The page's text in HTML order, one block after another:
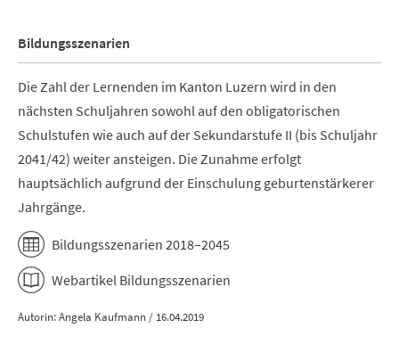
Bildungsszenarien
Die Zahl der Lernenden im Kanton Luzern wird in den
nächsten Schuljahren sowohl auf den obligatorischen
Schulstufen wie auch auf der Sekundarstufe II (bis Schuljahr
2041/42) weiter ansteigen. Die Zunahme erfolgt
hauptsächlich aufgrund der Einschulung geburtenstärkerer
Jahrgänge.
Bildungsszenarien 2018–2045
Webartikel Bildungsszenarien
Autorin: Angela Kaufmann / 16.04.2019